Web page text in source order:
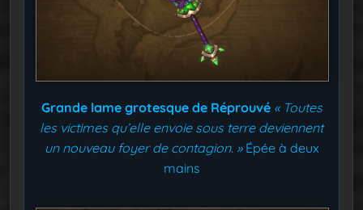
Grande lame grotesque de Réprouvé « Toutes
les victimes qu’elle envoie sous terre deviennent
un nouveau foyer de contagion. »Épée à deux
mains